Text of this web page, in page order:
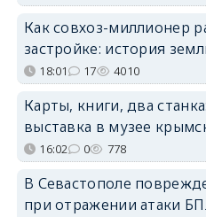
Как совхоз-миллионер
застройке: история
18:01 17 4010
Карты, книги, два
выставка в музее
16:02 0 778
В Севастополе
при отражении атаки